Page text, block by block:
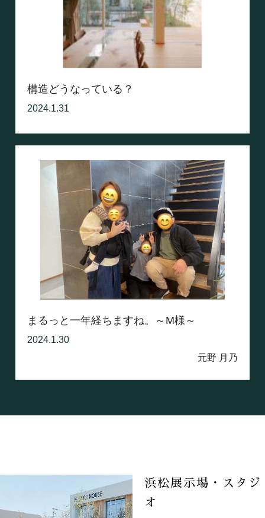
構造どうなっている？
2024.1.31
まるっと一年経ちますね。～M様～
2024.1.30
元野 月乃
浜松展示場・スタジ
オ